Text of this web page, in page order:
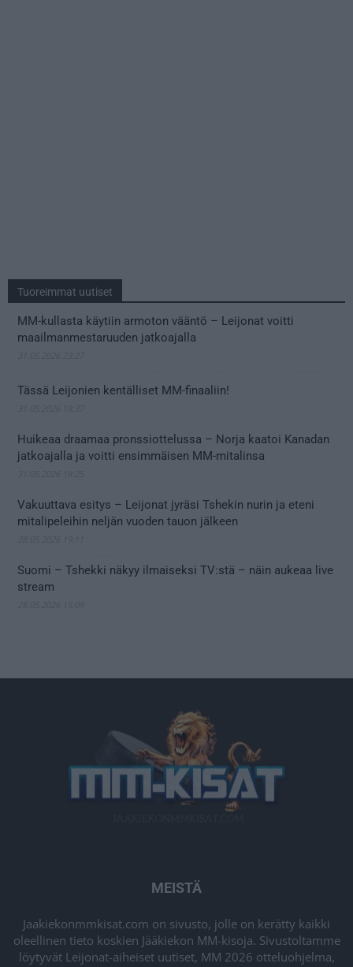
Tuoreimmat uutiset
MM-kullasta käytiin armoton vääntö – Leijonat voitti
maailmanmestaruuden jatkoajalla
Tässä Leijonien kentälliset MM-finaaliin!
Huikeaa draamaa pronssiottelussa – Norja kaatoi Kanadan
jatkoajalla ja voitti ensimmäisen MM-mitalinsa
Vakuuttava esitys – Leijonat jyräsi Tshekin nurin ja eteni
mitalipeleihin neljän vuoden tauon jälkeen
Suomi – Tshekki näkyy ilmaiseksi TV:stä – näin aukeaa live
stream
MEISTÄ
Jaakiekonmmkisat.com on sivusto, jolle on kerätty kaikki
oleellinen tieto koskien Jääkiekon MM-kisoja. Sivustoltamme
löytyvät Leijonat-aiheiset uutiset, MM 2026 otteluohjelma,